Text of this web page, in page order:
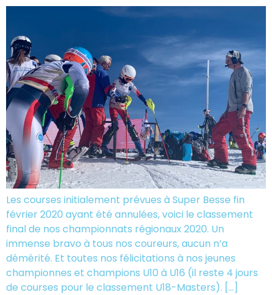
Les courses initialement prévues à Super Besse fin
février 2020 ayant été annulées, voici le classement
final de nos championnats régionaux 2020. Un
immense bravo à tous nos coureurs, aucun n’a
démérité. Et toutes nos félicitations à nos jeunes
championnes et champions U10 à U16 (il reste 4 jours
de courses pour le classement U18-Masters). […]